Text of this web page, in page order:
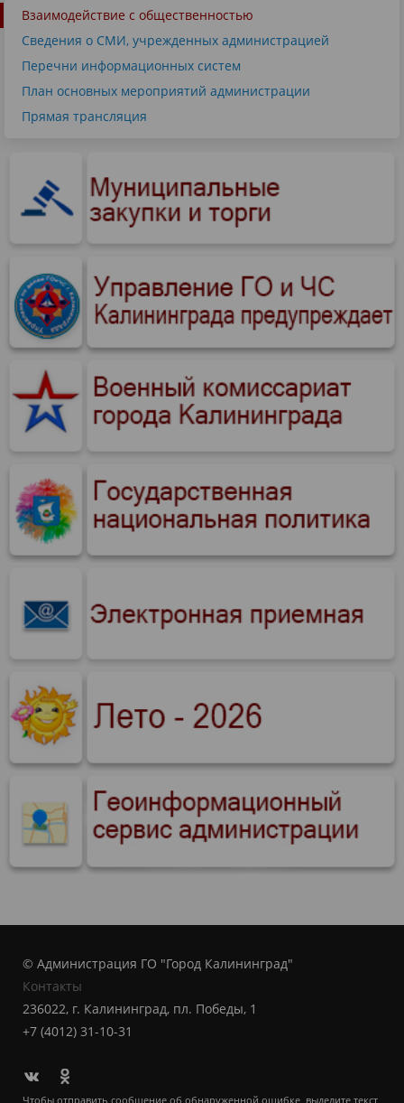
Взаимодействие с общественностью
Сведения о СМИ, учрежденных администрацией
Перечни информационных систем
План основных мероприятий администрации
Прямая трансляция
© Администрация ГО "Город Калининград"
Контакты
236022, г. Калининград, пл. Победы, 1
+7 (4012) 31-10-31
Чтобы отправить сообщение об обнаруженной ошибке, выделите текст